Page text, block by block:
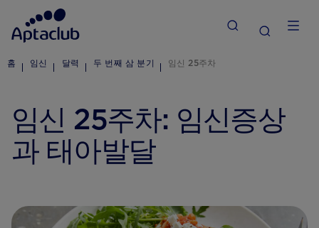
홈 임신 달력 두 번째 삼 분기 임신 25주차
임신 25주차: 임신증상
과 태아발달